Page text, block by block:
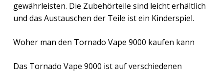
gewährleisten. Die Zubehörteile sind leicht erhältlich
und das Austauschen der Teile ist ein Kinderspiel.
Woher man den Tornado Vape 9000 kaufen kann
Das Tornado Vape 9000 ist auf verschiedenen